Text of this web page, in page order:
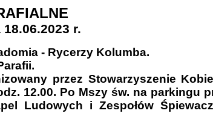
r.
- Rycerzy Kolumba.
przez Stowarzyszenie
12.00. Po Mszy św. na parkingu
Ludowych i Zespołów